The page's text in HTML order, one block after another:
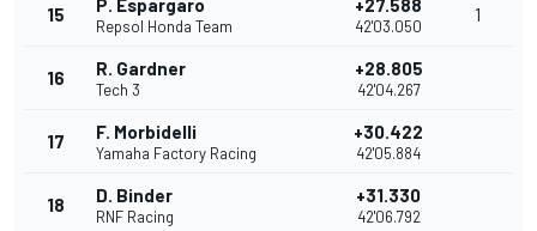
15 P. Espargaro
Repsol Honda Team
+27.588
42'03.050
1
16 R. Gardner
Tech 3
+28.805
42'04.267
17 F. Morbidelli
Yamaha Factory Racing
+30.422
42'05.884
18 D. Binder
RNF Racing
+31.330
42'06.792